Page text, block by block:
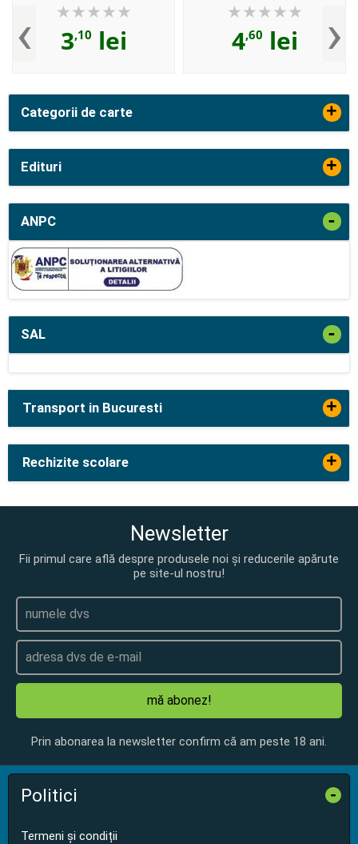
Categorii de carte +
Edituri +
ANPC -
SAL -
‹ 3,10 lei 4,60 lei ›
Transport in Bucuresti +
Rechizite scolare +
Newsletter
Fii primul care află despre produsele noi și reducerile apărute
pe site-ul nostru!
mă abonez!
Prin abonarea la newsletter confirm că am peste 18 ani.
Politici -
Termeni și condiții